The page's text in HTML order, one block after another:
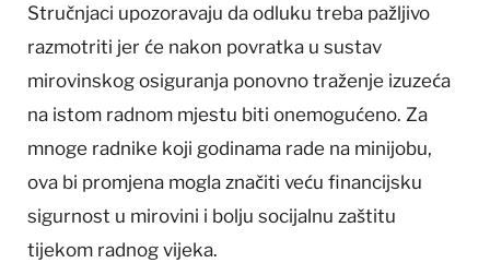
Stručnjaci upozoravaju da odluku treba pažljivo
razmotriti jer će nakon povratka u sustav
mirovinskog osiguranja ponovno traženje izuzeća
na istom radnom mjestu biti onemogućeno. Za
mnoge radnike koji godinama rade na minijobu,
ova bi promjena mogla značiti veću financijsku
sigurnost u mirovini i bolju socijalnu zaštitu
tijekom radnog vijeka.